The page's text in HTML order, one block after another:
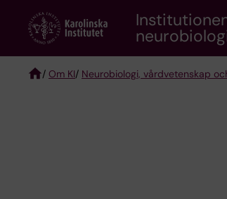
content
/ Om KI/ Neurobiologi, vårdvetenskap